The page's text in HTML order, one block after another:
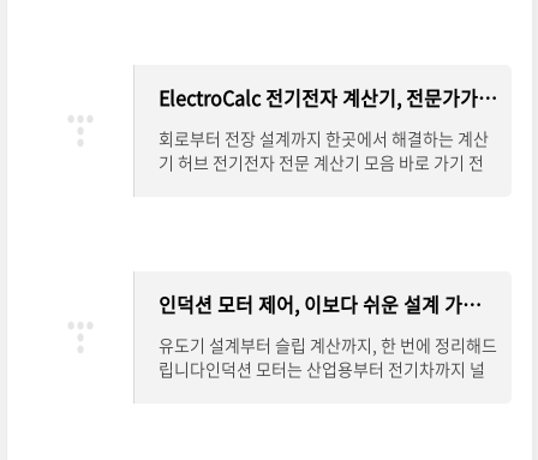
ElectroCalc 전기전자 계산기, 전문가가 찾는 설계 도구
회로부터 전장 설계까지 한곳에서 해결하는 계산
기 허브 전기전자 전문 계산기 모음 바로 가기 전
인덕션 모터 제어, 이보다 쉬운 설계 가이드는 없다
유도기 설계부터 슬립 계산까지, 한 번에 정리해드
립니다인덕션 모터는 산업용부터 전기차까지 널